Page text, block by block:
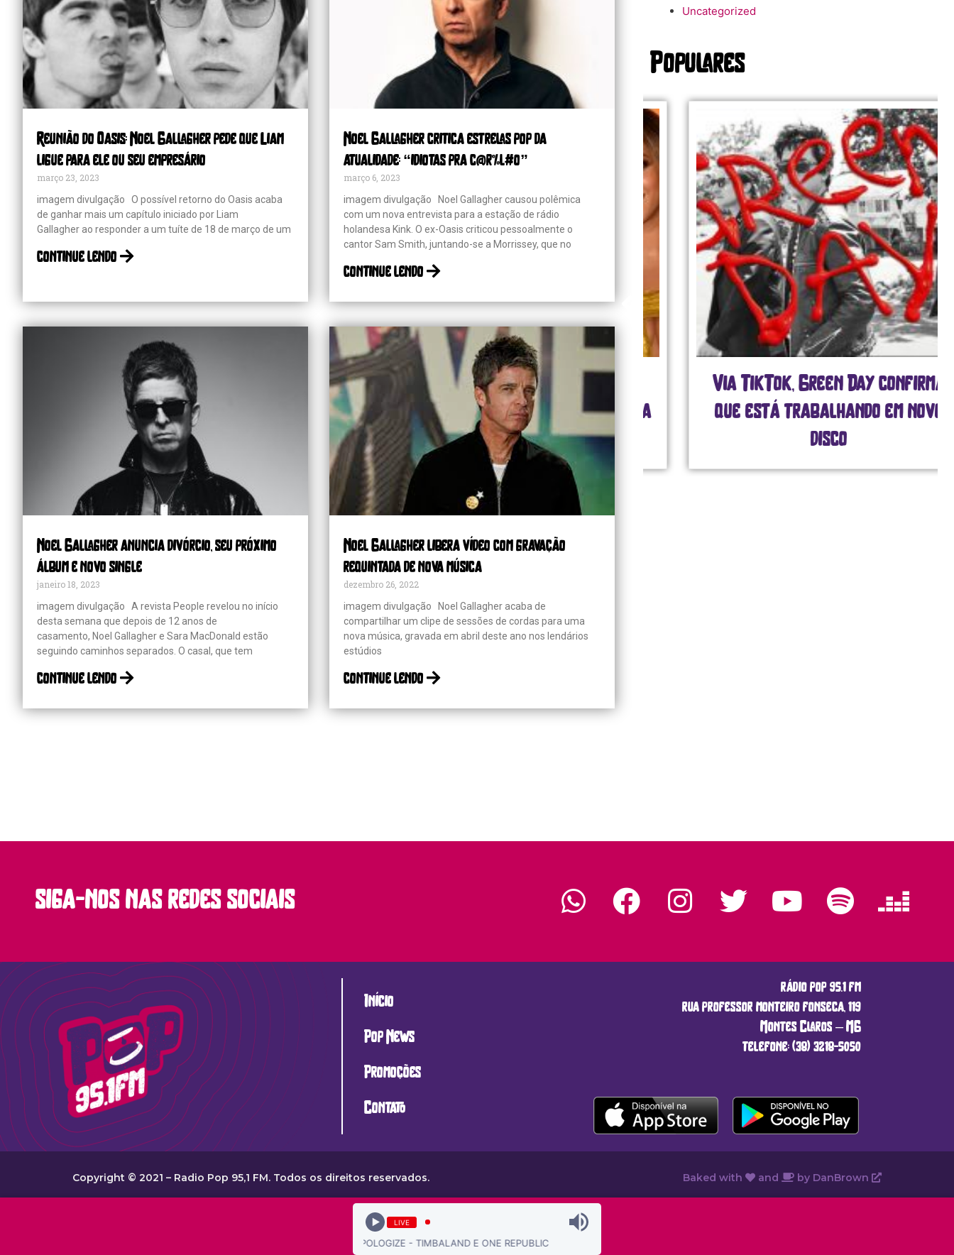
Reunião do Oasis: Noel Gallagher pede que Liam
ligue para ele ou seu empresário
março 23, 2023
imagem divulgação O possível retorno do Oasis acaba
de ganhar mais um capítulo iniciado por Liam
Gallagher ao responder a um tuíte de 18 de março de um
continue lendo
Noel Gallagher critica estrelas pop da
atualidade: “idiotas pra c@r%l#o”
março 6, 2023
imagem divulgação Noel Gallagher causou polêmica
com um nova entrevista para a estação de rádio
holandesa Kink. O ex-Oasis criticou pessoalmente o
cantor Sam Smith, juntando-se a Morrissey, que no
continue lendo
Noel Gallagher anuncia divórcio, seu próximo
álbum e novo single
janeiro 18, 2023
imagem divulgação A revista People revelou no início
desta semana que depois de 12 anos de
casamento, Noel Gallagher e Sara MacDonald estão
seguindo caminhos separados. O casal, que tem
continue lendo
Noel Gallagher libera vídeo com gravação
requintada de nova música
dezembro 26, 2022
imagem divulgação Noel Gallagher acaba de
compartilhar um clipe de sessões de cordas para uma
nova música, gravada em abril deste ano nos lendários
estúdios
continue lendo
Uncategorized
Populares
Foo Fighters lança de surpresa
novo EP ao vivo com seis faixas
Grammy 2023 anuncia lista de
indicados com Anitta em categoria
importante
Via TikTok, Green Day confirma
que está trabalhando em novo
siga-nos nas redes sociais
Início
Pop News
Promoções
Contato
rádio pop 95.1 fm
rua professor monteiro fonseca, 119
Montes Claros – MG
telefone: (38) 3218-5050
Copyright © 2021 – Radio Pop 95,1 FM. Todos os direitos reservados. Baked with and by DanBrown
LIVE
APOLOGIZE - TIMBALAND E ONE REPUBLIC